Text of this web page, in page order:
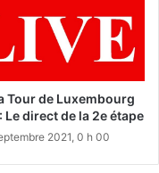
Tour de Luxembourg
Le direct de la 2e étape
2021, 0 h 00